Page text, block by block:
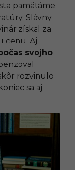
pamätáme
Slávny
získal za
cenu. Aj
svojho
rozvinulo
sa aj